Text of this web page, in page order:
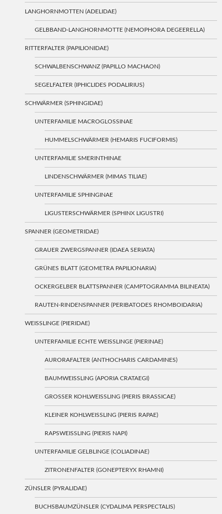
LANGHORNMOTTEN (ADELIDAE)
GELBBAND-LANGHORNMOTTE (NEMOPHORA DEGEERELLA)
RITTERFALTER (PAPILIONIDAE)
SCHWALBENSCHWANZ (PAPILLO MACHAON)
SEGELFALTER (IPHICLIDES PODALIRIUS)
SCHWÄRMER (SPHINGIDAE)
UNTERFAMILIE MACROGLOSSINAE
HUMMELSCHWÄRMER (HEMARIS FUCIFORMIS)
UNTERFAMILIE SMERINTHINAE
LINDENSCHWÄRMER (MIMAS TILIAE)
UNTERFAMILIE SPHINGINAE
LIGUSTERSCHWÄRMER (SPHINX LIGUSTRI)
SPANNER (GEOMETRIDAE)
GRAUER ZWERGSPANNER (IDAEA SERIATA)
GRÜNES BLATT (GEOMETRA PAPILIONARIA)
OCKERGELBER BLATTSPANNER (CAMPTOGRAMMA BILINEATA)
RAUTEN-RINDENSPANNER (PERIBATODES RHOMBOIDARIA)
WEISSLINGE (PIERIDAE)
UNTERFAMILIE ECHTE WEISSLINGE (PIERINAE)
AURORAFALTER (ANTHOCHARIS CARDAMINES)
BAUMWEISSLING (APORIA CRATAEGI)
GROSSER KOHLWEISSLING (PIERIS BRASSICAE)
KLEINER KOHLWEISSLING (PIERIS RAPAE)
RAPSWEISSLING (PIERIS NAPI)
UNTERFAMILIE GELBLINGE (COLIADINAE)
ZITRONENFALTER (GONEPTERYX RHAMNI)
ZÜNSLER (PYRALIDAE)
BUCHSBAUMZÜNSLER (CYDALIMA PERSPECTALIS)